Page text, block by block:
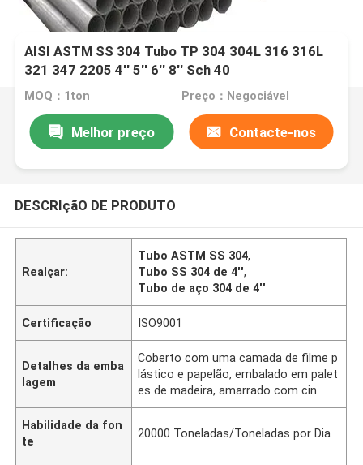
AISI ASTM SS 304 Tubo TP 304 304L 316 316L
321 347 2205 4'' 5'' 6'' 8'' Sch 40
MOQ：1ton Preço：Negociável
Melhor preço Contacte-nos
DESCRIçãO DE PRODUTO
Realçar:
Tubo ASTM SS 304,
Tubo SS 304 de 4'',
Tubo de aço 304 de 4''
Certificação ISO9001
Detalhes da emba
lagem
Coberto com uma camada de filme p
lástico e papelão, embalado em palet
es de madeira, amarrado com cin
Habilidade da fon
te
20000 Toneladas/Toneladas por Dia